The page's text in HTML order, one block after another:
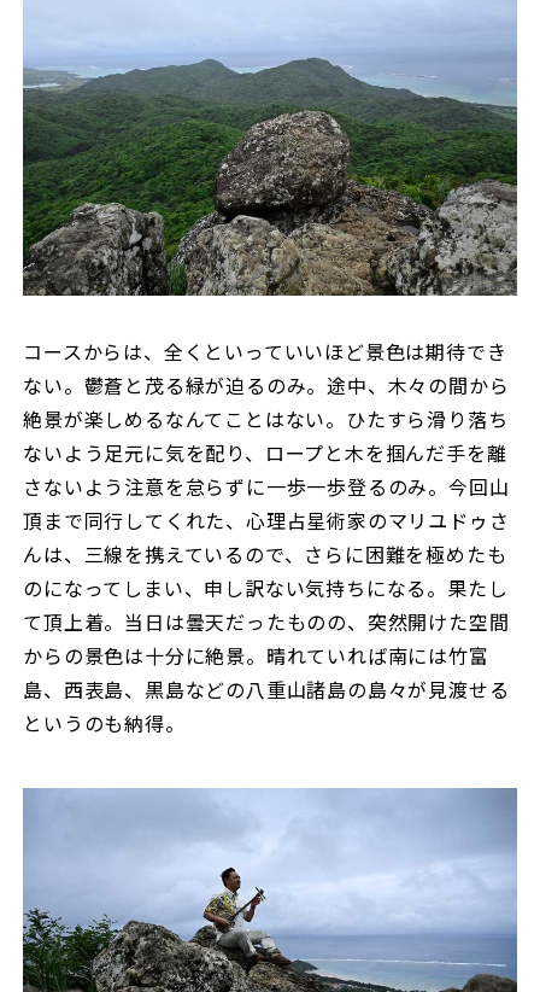
コースからは、全くといっていいほど景色は期待でき
ない。鬱蒼と茂る緑が迫るのみ。途中、木々の間から
絶景が楽しめるなんてことはない。ひたすら滑り落ち
ないよう足元に気を配り、ロープと木を掴んだ手を離
さないよう注意を怠らずに一歩一歩登るのみ。今回山
頂まで同行してくれた、心理占星術家のマリユドゥさ
んは、三線を携えているので、さらに困難を極めたも
のになってしまい、申し訳ない気持ちになる。果たし
て頂上着。当日は曇天だったものの、突然開けた空間
からの景色は十分に絶景。晴れていれば南には竹富
島、西表島、黒島などの八重山諸島の島々が見渡せる
というのも納得。